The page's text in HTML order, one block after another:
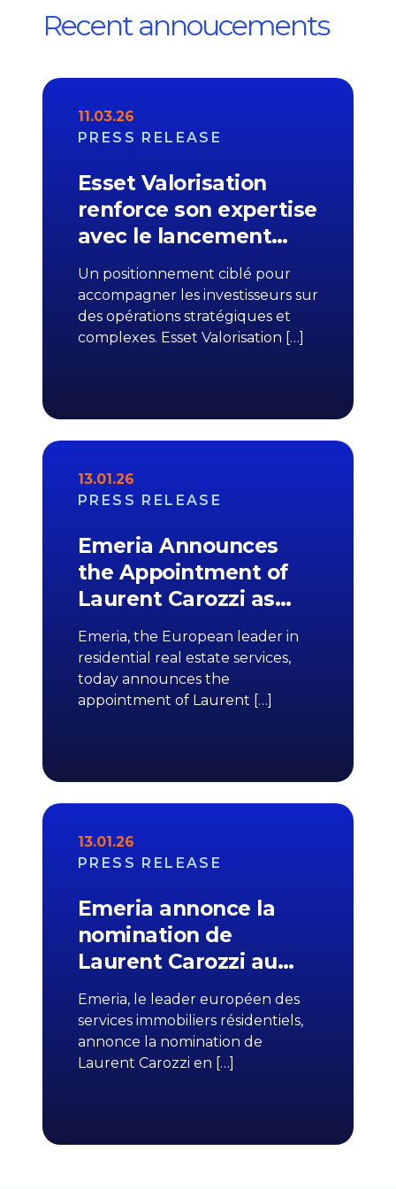
Recent annoucements
11.03.26
PRESS RELEASE
Esset Valorisation
renforce son expertise
avec le lancement…
Un positionnement ciblé pour
accompagner les investisseurs sur
des opérations stratégiques et
complexes. Esset Valorisation […]
13.01.26
PRESS RELEASE
Emeria Announces
the Appointment of
Laurent Carozzi as…
Emeria, the European leader in
residential real estate services,
today announces the
appointment of Laurent […]
13.01.26
PRESS RELEASE
Emeria annonce la
nomination de
Laurent Carozzi au…
Emeria, le leader européen des
services immobiliers résidentiels,
annonce la nomination de
Laurent Carozzi en […]